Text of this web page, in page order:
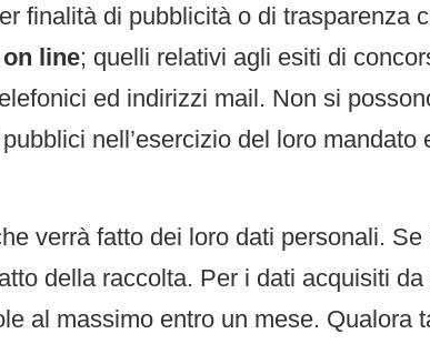
finalità di pubblicità o di trasparenza
line; quelli relativi agli esiti di
ed indirizzi mail. Non si
nell’esercizio del loro mandato
verrà fatto dei loro dati personali.
della raccolta. Per i dati acquisiti
al massimo entro un mese. Qualora